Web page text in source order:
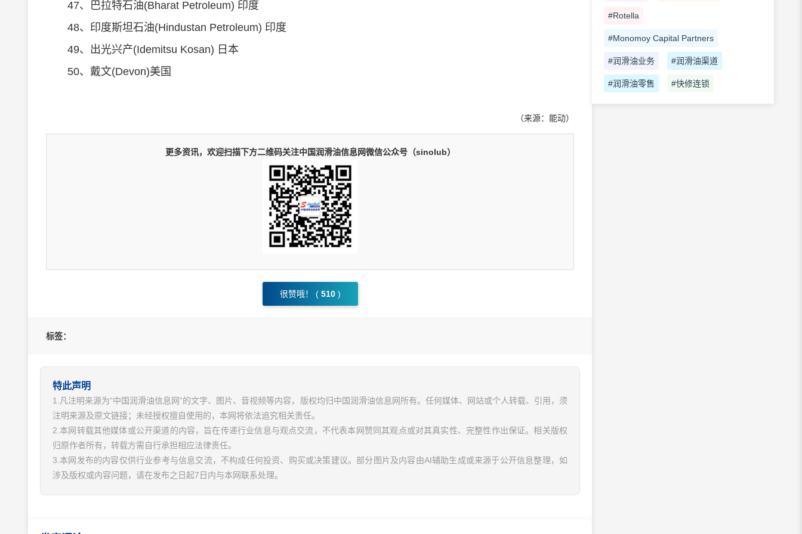
47、巴拉特石油(Bharat Petroleum) 印度
48、印度斯坦石油(Hindustan Petroleum) 印度
49、出光兴产(Idemitsu Kosan) 日本
50、戴文(Devon)美国
（来源：能动）
更多资讯，欢迎扫描下方二维码关注中国润滑油信息网微信公众号（sinolub）
很赞哦！ ( 510 )
标签：
特此声明
1.凡注明来源为“中国润滑油信息网”的文字、图片、音视频等内容，版权均归中国润滑油信息网所有。任何媒体、网站或个人转载、引用，须
注明来源及原文链接；未经授权擅自使用的，本网将依法追究相关责任。
2.本网转载其他媒体或公开渠道的内容，旨在传递行业信息与观点交流，不代表本网赞同其观点或对其真实性、完整性作出保证。相关版权
归原作者所有，转载方需自行承担相应法律责任。
3.本网发布的内容仅供行业参考与信息交流，不构成任何投资、购买或决策建议。部分图片及内容由AI辅助生成或来源于公开信息整理，如
涉及版权或内容问题，请在发布之日起7日内与本网联系处理。
#Rotella
#Monomoy Capital Partners
#润滑油业务 #润滑油渠道
#润滑油零售 #快修连锁